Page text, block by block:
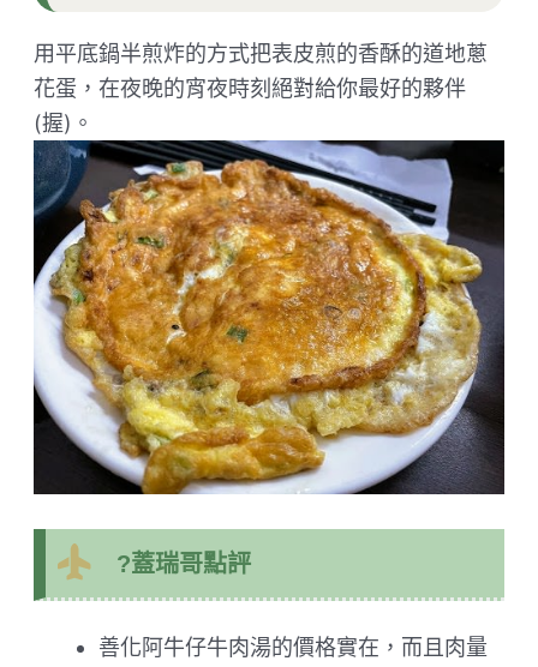
用平底鍋半煎炸的方式把表皮煎的香酥的道地蔥
花蛋，在夜晚的宵夜時刻絕對給你最好的夥伴
(握)。
?蓋瑞哥點評
善化阿牛仔牛肉湯的價格實在，而且肉量